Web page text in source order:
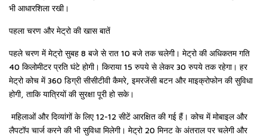
भी आधारशिला रखी।
पहला चरण और मेट्रो की खास बातें
पहले चरण में मेट्रो सुबह 8 बजे से रात 10 बजे तक चलेगी। मेट्रो की अधिकतम गति
40 किलोमीटर प्रति घंटे होगी। किराया 15 रुपये से लेकर 30 रुपये तक रहेगा। हर
मेट्रो कोच में 360 डिग्री सीसीटीवी कैमरे, इमरजेंसी बटन और माइक्रोफोन की सुविधा
होगी, ताकि यात्रियों की सुरक्षा पूरी हो सके।
महिलाओं और दिव्यांगों के लिए 12-12 सीटें आरक्षित की गई हैं। कोच में मोबाइल और
लैपटॉप चार्ज करने की भी सुविधा मिलेगी। मेट्रो 20 मिनट के अंतराल पर चलेगी और